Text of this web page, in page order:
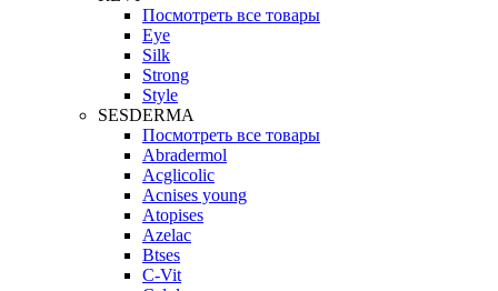
Посмотреть все товары
Eye
Silk
Strong
Style
SESDERMA
Посмотреть все товары
Abradermol
Acglicolic
Acnises young
Atopises
Azelac
Btses
C-Vit